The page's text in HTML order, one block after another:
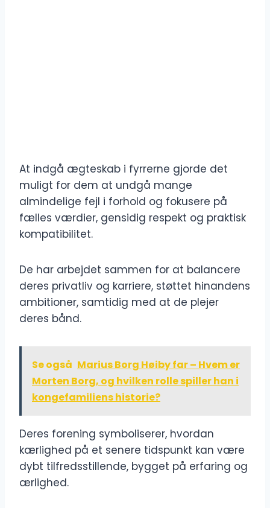
At indgå ægteskab i fyrrerne gjorde det
muligt for dem at undgå mange
almindelige fejl i forhold og fokusere på
fælles værdier, gensidig respekt og praktisk
kompatibilitet.
De har arbejdet sammen for at balancere
deres privatliv og karriere, støttet hinandens
ambitioner, samtidig med at de plejer
deres bånd.
Se også Marius Borg Høiby far – Hvem er
Morten Borg, og hvilken rolle spiller han i
kongefamiliens historie?
Deres forening symboliserer, hvordan
kærlighed på et senere tidspunkt kan være
dybt tilfredsstillende, bygget på erfaring og
ærlighed.